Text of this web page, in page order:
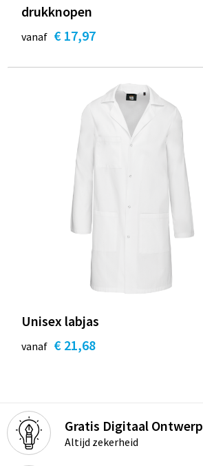
drukknopen
vanaf € 17,97
Unisex labjas
vanaf € 21,68
Gratis Digitaal Ontwerp
Altijd zekerheid